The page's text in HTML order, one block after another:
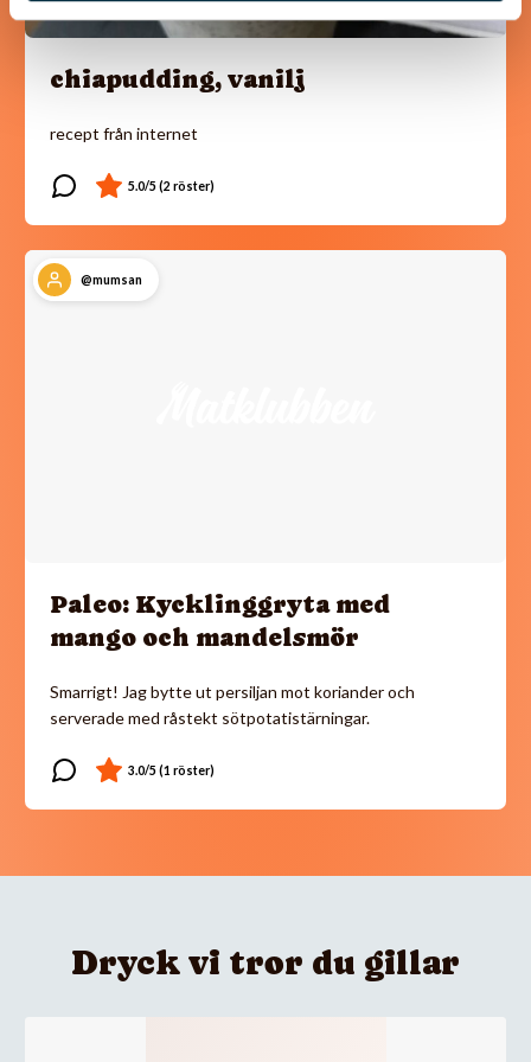
chiapudding, vanilj
recept från internet
@mumsan
Paleo: Kycklinggryta med
mango och mandelsmör
Smarrigt! Jag bytte ut persiljan mot koriander och
serverade med råstekt sötpotatistärningar.
Dryck vi tror du gillar